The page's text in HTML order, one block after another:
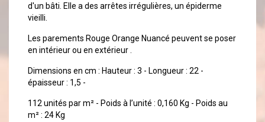
d'un bâti. Elle a des arrêtes irrégulières, un épiderme
vieilli.
Les parements Rouge Orange Nuancé peuvent se poser
en intérieur ou en extérieur .
Dimensions en cm : Hauteur : 3 - Longueur : 22 -
épaisseur : 1,5 -
112 unités par m² - Poids à l’unité : 0,160 Kg - Poids au
m² : 24 Kg